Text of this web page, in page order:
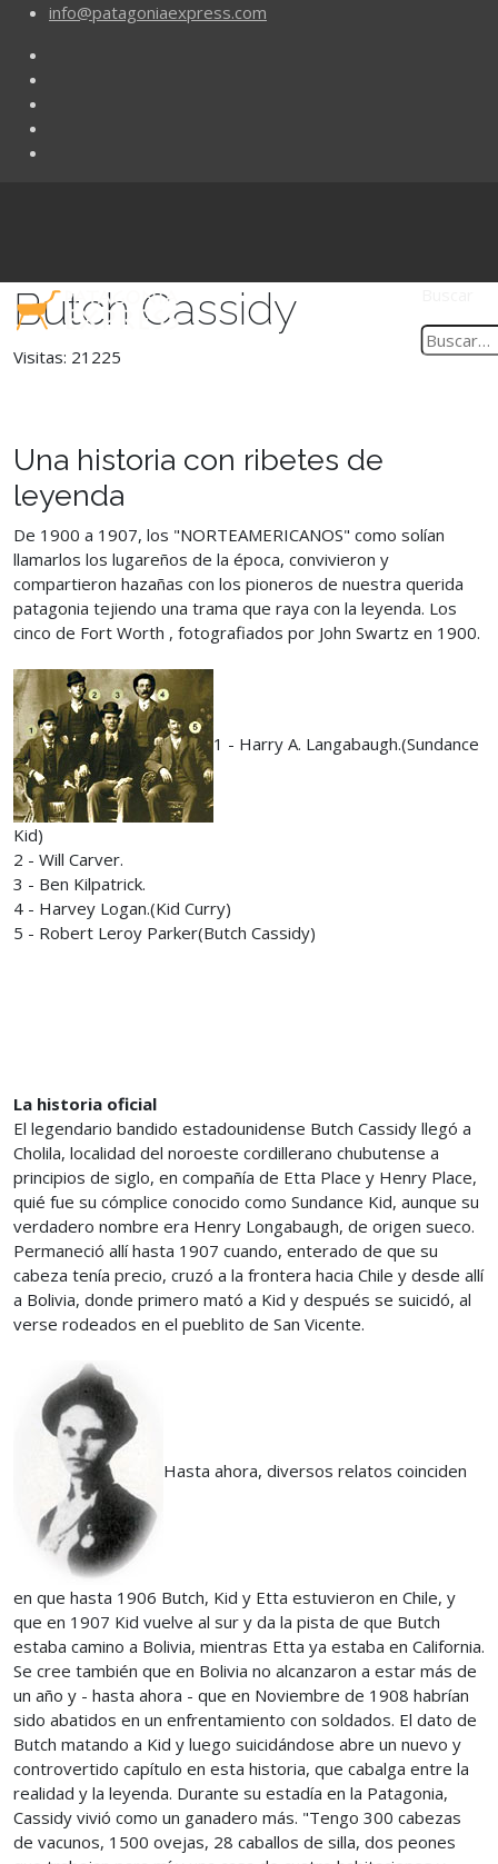
info@patagoniaexpress.com
Butch Cassidy
Visitas: 21225
Una historia con ribetes de
leyenda
De 1900 a 1907, los "NORTEAMERICANOS" como solían
llamarlos los lugareños de la época, convivieron y
compartieron hazañas con los pioneros de nuestra querida
patagonia tejiendo una trama que raya con la leyenda. Los
cinco de Fort Worth , fotografiados por John Swartz en 1900.
1 - Harry A. Langabaugh.(Sundance
Kid)
2 - Will Carver.
3 - Ben Kilpatrick.
4 - Harvey Logan.(Kid Curry)
5 - Robert Leroy Parker(Butch Cassidy)
La historia oficial
El legendario bandido estadounidense Butch Cassidy llegó a
Cholila, localidad del noroeste cordillerano chubutense a
principios de siglo, en compañía de Etta Place y Henry Place,
quié fue su cómplice conocido como Sundance Kid, aunque su
verdadero nombre era Henry Longabaugh, de origen sueco.
Permaneció allí hasta 1907 cuando, enterado de que su
cabeza tenía precio, cruzó a la frontera hacia Chile y desde allí
a Bolivia, donde primero mató a Kid y después se suicidó, al
verse rodeados en el pueblito de San Vicente.
Hasta ahora, diversos relatos coinciden
en que hasta 1906 Butch, Kid y Etta estuvieron en Chile, y
que en 1907 Kid vuelve al sur y da la pista de que Butch
estaba camino a Bolivia, mientras Etta ya estaba en California.
Se cree también que en Bolivia no alcanzaron a estar más de
un año y - hasta ahora - que en Noviembre de 1908 habrían
sido abatidos en un enfrentamiento con soldados. El dato de
Butch matando a Kid y luego suicidándose abre un nuevo y
controvertido capítulo en esta historia, que cabalga entre la
realidad y la leyenda. Durante su estadía en la Patagonia,
Cassidy vivió como un ganadero más. "Tengo 300 cabezas
de vacunos, 1500 ovejas, 28 caballos de silla, dos peones